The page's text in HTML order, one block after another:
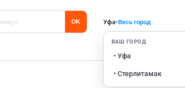
OK Уфа•Весь город
ВАШ ГОРОД
• Уфа
• Стерлитамак